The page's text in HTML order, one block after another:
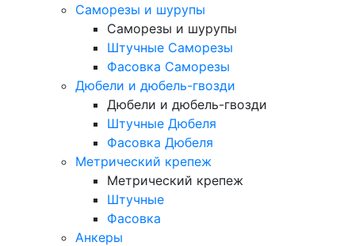
Саморезы и шурупы
Саморезы и шурупы
Штучные Саморезы
Фасовка Саморезы
Дюбели и дюбель-гвозди
Дюбели и дюбель-гвозди
Штучные Дюбеля
Фасовка Дюбеля
Метрический крепеж
Метрический крепеж
Штучные
Фасовка
Анкеры